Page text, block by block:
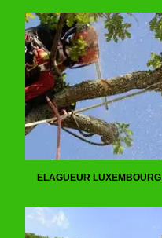
ELAGUEUR LUXEMBOURG